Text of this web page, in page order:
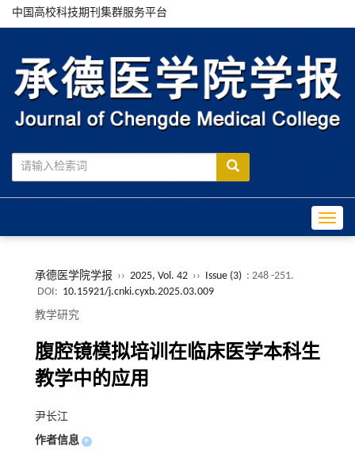
中国高校科技期刊集群服务平台
承德医学院学报 ›› 2025, Vol. 42 ›› Issue (3) : 248 -251.
DOI: 10.15921/j.cnki.cyxb.2025.03.009
教学研究
腹腔镜模拟培训在临床医学本科生
教学中的应用
尹长江
作者信息 +